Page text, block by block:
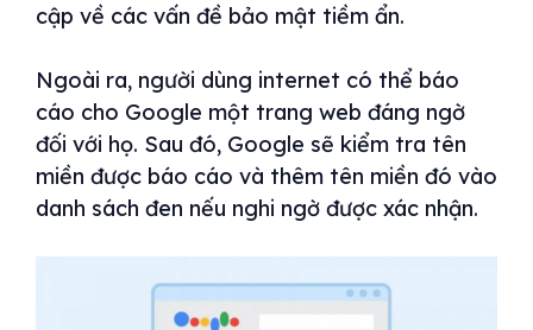
cập về các vấn đề bảo mật tiềm ẩn.
Ngoài ra, người dùng internet có thể báo
cáo cho Google một trang web đáng ngờ
đối với họ. Sau đó, Google sẽ kiểm tra tên
miền được báo cáo và thêm tên miền đó vào
danh sách đen nếu nghi ngờ được xác nhận.